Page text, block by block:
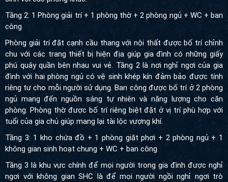
Tầng 2: 1 Phòng giải trí + 1 phòng thờ + 2 phòng ngủ + WC + ban
công
Phòng giải trí đặt cạnh cầu thang với nội thất được bố trí chỉnh
chu với các trang thiết bị hiện địa giúp gia đình có những giấy
phú quây quần bên nhau vui vẻ. Tầng 2 là nơi nghỉ ngơi của gia
đình với hai phòng ngủ có vệ sinh khép kín đảm bảo được tính
riêng tư cho mỗi người sử dụng. Ban công được bố trí ở 2 phòng
ngủ mang đến nguồn sáng tự nhiên và năng lượng cho căn
phòng. Phòng thờ được bố trí riêng biệt đặt ở vị trí phù hợp với
tuổi của gia chủ giúp mang lại tài lộc vượng khí.
Tầng 3: 1 kho chứa đồ + 1 phòng giặt phơi + 2 phòng ngủ + 1
không gian sinh hoạt chung + WC + ban công
Tầng 3 là khu vực chính để mọi người trong gia đình được nghỉ
ngơi với không gian SHC là để mọi người ngồi nghỉ ngơi trò